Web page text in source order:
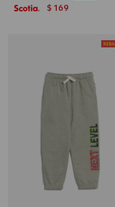
$ 169